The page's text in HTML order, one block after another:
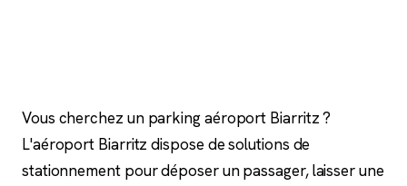
Vous cherchez un parking aéroport Biarritz ?
L'aéroport Biarritz dispose de solutions de
stationnement pour déposer un passager, laisser une